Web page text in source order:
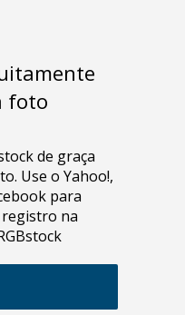
foto